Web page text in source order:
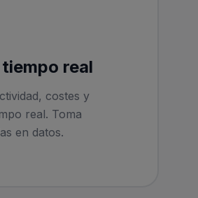
real
costes y
real. Toma
en datos.